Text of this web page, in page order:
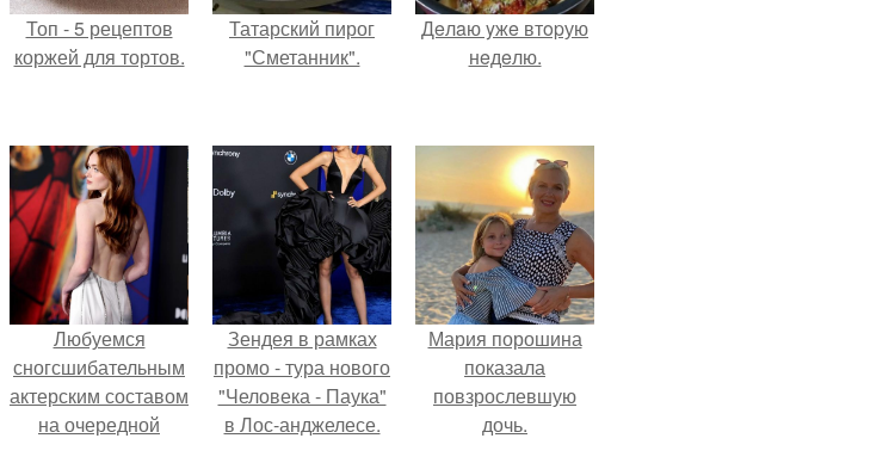
Топ - 5 рецептов
коржей для тортов.
Татарский пирог
"Сметанник".
Дeлaю yжe втopую
нeдeлю.
Любуемся
сногсшибательным
актерским составом
на очередной
Зендея в рамках
промо - тура нового
"Человека - Паука"
в Лос-анджелесе.
Мария порошина
показала
повзрослевшую
дочь.